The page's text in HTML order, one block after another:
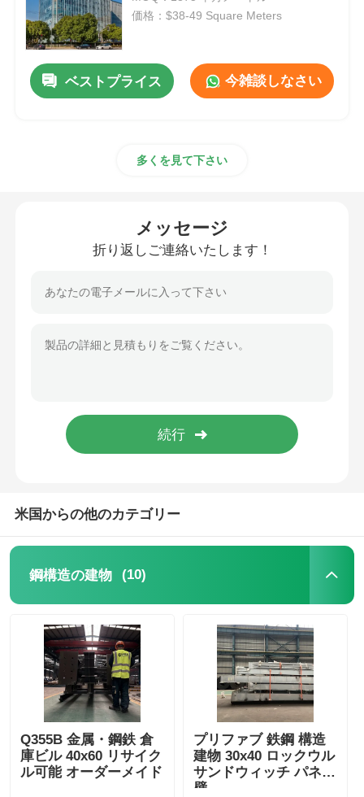
鋼構造の建物
鋼構造ワークショップ
重い鉄骨構造
鋼筋構造橋
鋼構造オフィス
鉄骨造多階建て
産業用鋼構造物
商業用鋼材の構造
プリファブ 製鋼構造
価格：$38-49 Square Meters
ベストプライス 今雑談しなさい
多くを見て下さい
メッセージ
折り返しご連絡いたします！
米国からの他のカテゴリー
鋼構造の建物 (10)
Q355B 金属・鋼鉄 倉
庫ビル 40x60 リサイク
ル可能 オーダーメイド
プリファブ 鉄鋼 構造
建物 30x40 ロックウル
サンドウィッチ パネル
壁